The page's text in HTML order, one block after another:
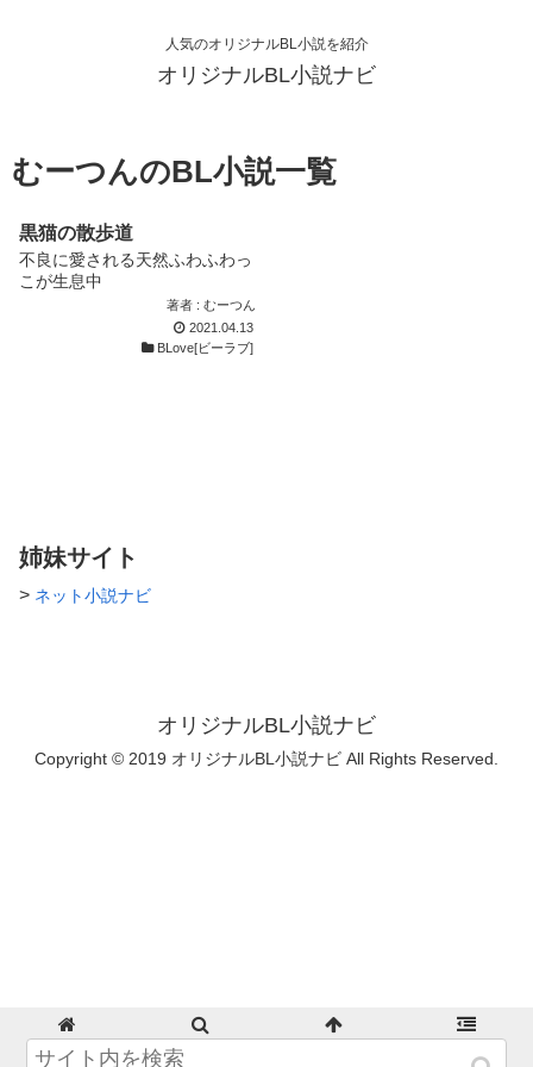
人気のオリジナルBL小説を紹介
オリジナルBL小説ナビ
むーつんのBL小説一覧
黒猫の散歩道
不良に愛される天然ふわふわっ
こが生息中
著者 : むーつん
2021.04.13
BLove[ビーラブ]
姉妹サイト
> ネット小説ナビ
オリジナルBL小説ナビ
Copyright © 2019 オリジナルBL小説ナビ All Rights Reserved.
ホーム